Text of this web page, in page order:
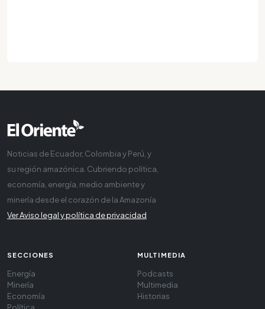
Noticias de Ecuador, Colombia y Perú, y
su región amazónica. Cubriendo política,
economía, energía, medio ambiente y
minería desde el corazón de la Amazonía
Ver Aviso legal y política de privacidad
SECCIONES
Energía
Minería
Economía
MULTIMEDIA
Podcasts
Multimedia
Historias